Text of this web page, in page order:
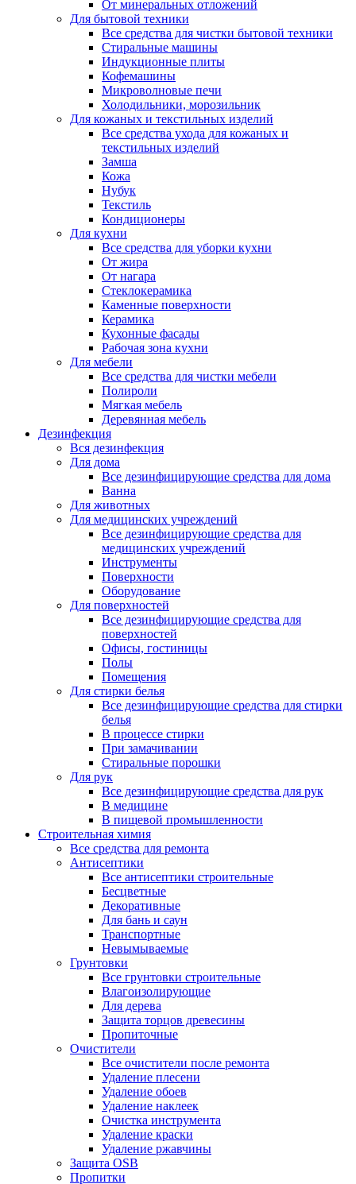
От минеральных отложений
Для бытовой техники
Все средства для чистки бытовой техники
Стиральные машины
Индукционные плиты
Кофемашины
Микроволновые печи
Холодильники, морозильник
Для кожаных и текстильных изделий
Все средства ухода для кожаных и
текстильных изделий
Замша
Кожа
Нубук
Текстиль
Кондиционеры
Для кухни
Все средства для уборки кухни
От жира
От нагара
Стеклокерамика
Каменные поверхности
Керамика
Кухонные фасады
Рабочая зона кухни
Для мебели
Все средства для чистки мебели
Полироли
Мягкая мебель
Деревянная мебель
Дезинфекция
Вся дезинфекция
Для дома
Все дезинфицирующие средства для дома
Ванна
Для животных
Для медицинских учреждений
Все дезинфицирующие средства для
медицинских учреждений
Инструменты
Поверхности
Оборудование
Для поверхностей
Все дезинфицирующие средства для
поверхностей
Офисы, гостиницы
Полы
Помещения
Для стирки белья
Все дезинфицирующие средства для стирки
белья
В процессе стирки
При замачивании
Стиральные порошки
Для рук
Все дезинфицирующие средства для рук
В медицине
В пищевой промышленности
Строительная химия
Все средства для ремонта
Антисептики
Все антисептики строительные
Бесцветные
Декоративные
Для бань и саун
Транспортные
Невымываемые
Грунтовки
Все грунтовки строительные
Влагоизолирующие
Для дерева
Защита торцов древесины
Пропиточные
Очистители
Все очистители после ремонта
Удаление плесени
Удаление обоев
Удаление наклеек
Очистка инструмента
Удаление краски
Удаление ржавчины
Защита OSB
Пропитки